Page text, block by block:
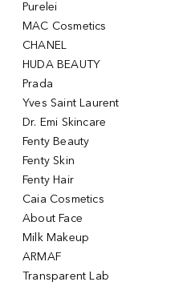
Purelei
MAC Cosmetics
CHANEL
HUDA BEAUTY
Prada
Yves Saint Laurent
Dr. Emi Skincare
Fenty Beauty
Fenty Skin
Fenty Hair
Caia Cosmetics
About Face
Milk Makeup
ARMAF
Transparent Lab